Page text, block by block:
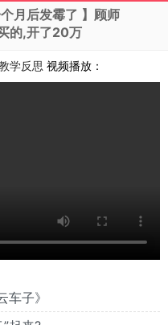
月后发霉了 】顾师
的,开了20万
学反思 视频播放：
子》